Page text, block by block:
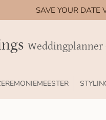
SAVE YOUR
Weddingplanner